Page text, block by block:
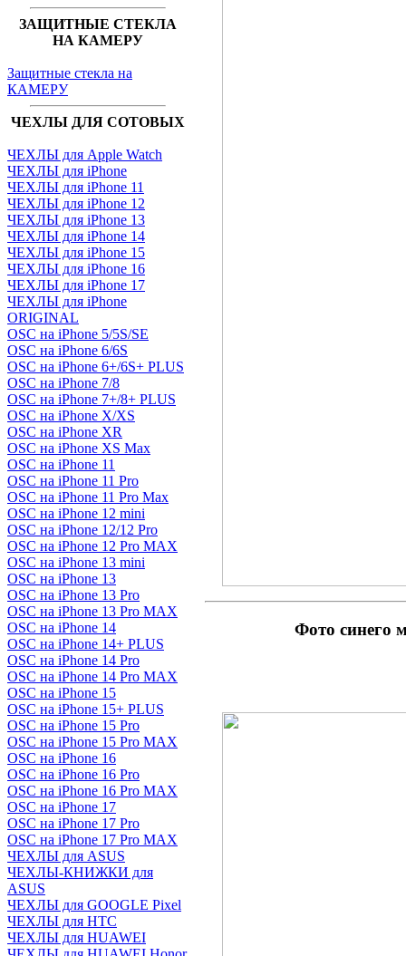
ЗАЩИТНЫЕ СТЕКЛА
НА КАМЕРУ
Защитные стекла на
КАМЕРУ
ЧЕХЛЫ ДЛЯ СОТОВЫХ
ЧЕХЛЫ для Apple Watch
ЧЕХЛЫ для iPhone
ЧЕХЛЫ для iPhone 11
ЧЕХЛЫ для iPhone 12
ЧЕХЛЫ для iPhone 13
ЧЕХЛЫ для iPhone 14
ЧЕХЛЫ для iPhone 15
ЧЕХЛЫ для iPhone 16
ЧЕХЛЫ для iPhone 17
ЧЕХЛЫ для iPhone
ORIGINAL
OSC на iPhone 5/5S/SE
OSC на iPhone 6/6S
OSC на iPhone 6+/6S+ PLUS
OSC на iPhone 7/8
OSC на iPhone 7+/8+ PLUS
OSC на iPhone X/XS
OSC на iPhone XR
OSC на iPhone XS Max
OSC на iPhone 11
OSC на iPhone 11 Pro
OSC на iPhone 11 Pro Max
OSC на iPhone 12 mini
OSC на iPhone 12/12 Pro
OSC на iPhone 12 Pro MAX
OSC на iPhone 13 mini
OSC на iPhone 13
OSC на iPhone 13 Pro
OSC на iPhone 13 Pro MAX
OSC на iPhone 14
OSC на iPhone 14+ PLUS
OSC на iPhone 14 Pro
OSC на iPhone 14 Pro MAX
OSC на iPhone 15
OSC на iPhone 15+ PLUS
OSC на iPhone 15 Pro
OSC на iPhone 15 Pro MAX
OSC на iPhone 16
OSC на iPhone 16 Pro
OSC на iPhone 16 Pro MAX
OSC на iPhone 17
OSC на iPhone 17 Pro
OSC на iPhone 17 Pro MAX
ЧЕХЛЫ для ASUS
ЧЕХЛЫ-КНИЖКИ для
ASUS
ЧЕХЛЫ для GOOGLE Pixel
ЧЕХЛЫ для HTC
ЧЕХЛЫ для HUAWEI
Фото синего